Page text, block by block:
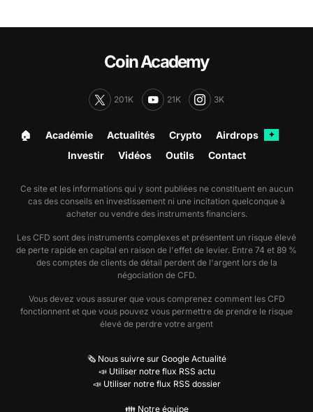
Coin Academy
201K 21K 3K
🏠︎ Académie Actualités Crypto Airdrops ✦
Investir Vidéos Outils Contact
Ce site et les informations qui y sont publiées ne constituent en aucun
cas des conseils en investissement ni une incitation quelconque à
acheter ou vendre des instruments financiers.
Les CFD sont des instruments complexes et présentent un risque élevé
de perte rapide en capital en raison de l'effet de levier. Entre 74 et 89 %
des comptes de clients de détail perdent de l'argent lors de la
négociation de CFD.
Vous devez vous assurer que vous comprenez comment les CFD
fonctionnent et que vous pouvez vous permettre de prendre le risque
élevé de perdre votre argent
🗞️ Nous suivre sur Google Actualité
📣 Utiliser notre flux RSS actu
📣 Utiliser notre flux RSS dossier
👪 Notre équipe